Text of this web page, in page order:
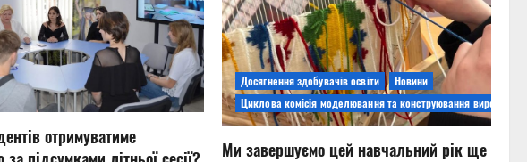
отримуватиме
Досягнення здобувачів освіти
Новини
Циклова комісія моделювання та конструювання виробів
Ми завершуємо цей навчальний рік ще